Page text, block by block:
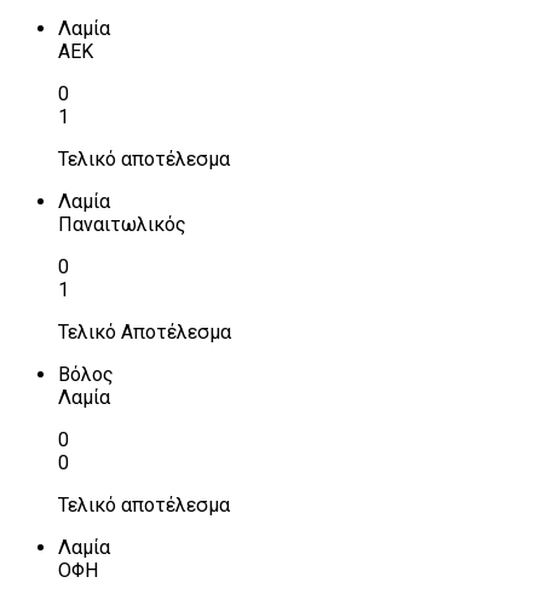
Λαμία
ΑΕΚ
0
1
Τελικό αποτέλεσμα
Λαμία
Παναιτωλικός
0
1
Τελικό Αποτέλεσμα
Βόλος
Λαμία
0
0
Τελικό αποτέλεσμα
Λαμία
ΟΦΗ